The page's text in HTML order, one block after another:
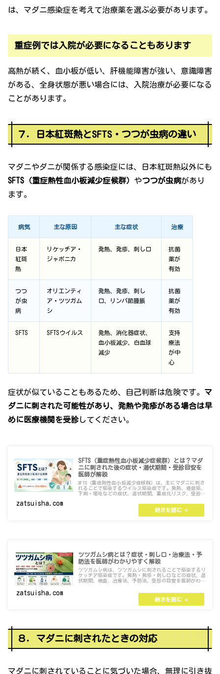
は、マダニ感染症を考えて治療薬を選ぶ必要があります。
重症例では入院が必要になることもあります
高熱が続く、血小板が低い、肝機能障害が強い、意識障害
がある、全身状態が悪い場合には、入院治療が必要になる
ことがあります。
７．日本紅斑熱とSFTS・つつが虫病の違い
マダニやダニが関係する感染症には、日本紅斑熱以外にも
SFTS（重症熱性血小板減少症候群） やつつが虫病があり
ます。
病気 主な原因 主な症状 治療
日本
紅斑
熱
リケッチア・
ジャポニカ
発熱、発疹、刺し口
抗菌
薬が
有効
つつ
が虫
病
オリエンティ
ア・ツツガム
シ
発熱、発疹、刺し
口、リンパ節腫脹
抗菌
薬が
有効
SFTS SFTSウイルス
発熱、消化器症状、
血小板減少、白血球
減少
支持
療法
が中
心
症状が似ていることもあるため、自己判断は危険です。 マ
ダニに刺された可能性があり、発熱や発疹がある場合は早
めに医療機関を受診してください。
SFTS（重症熱性血小板減少症候群）とは？マダ
ニに刺された後の症状・潜伏期間・受診目安を
医師が解説
SFTS（重症熱性血小板減少症候群）は、主にマダニに刺さ
れることで感染するウイルス感染症です。発熱、倦怠感、
下痢・嘔吐などの症状、潜伏期間、重症化リスク、受診す
zatsuisha.com
ツツガムシ病とは？症状・刺し口・治療法・予
防法を医師がわかりやすく解説
ツツガムシ病は、ツツガムシに刺されることで感染するリ
ケッチア感染症です。発熱・発疹・刺し口などの症状、潜
伏期間、検査、治療法、予防法、受診の目安を医師がわか
zatsuisha.com
８．マダニに刺されたときの対応
マダニに刺されていることに気づいた場合、無理に引き抜